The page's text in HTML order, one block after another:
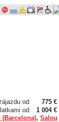
od:
775 €
od:
1 004 €
(Barcelona), Salou